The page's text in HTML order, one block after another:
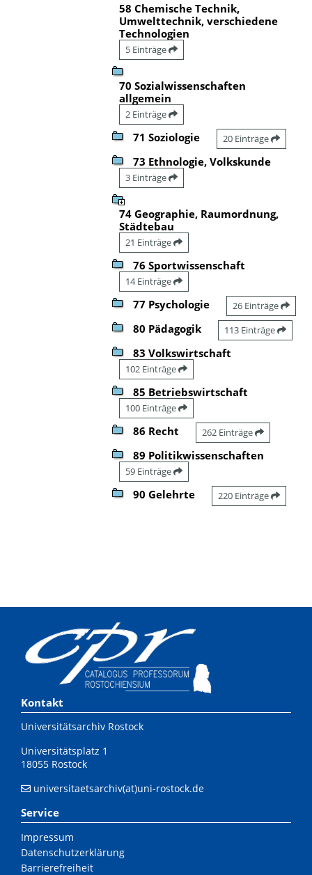
58 Chemische Technik,
Umwelttechnik, verschiedene
Technologien
5 Einträge
70 Sozialwissenschaften
allgemein
2 Einträge
71 Soziologie 20 Einträge
73 Ethnologie, Volkskunde
3 Einträge
74 Geographie, Raumordnung,
Städtebau
21 Einträge
76 Sportwissenschaft
14 Einträge
77 Psychologie 26 Einträge
80 Pädagogik 113 Einträge
83 Volkswirtschaft
102 Einträge
85 Betriebswirtschaft
100 Einträge
86 Recht 262 Einträge
89 Politikwissenschaften
59 Einträge
90 Gelehrte 220 Einträge
Kontakt
Universitätsarchiv Rostock
Universitätsplatz 1
18055 Rostock
universitaetsarchiv(at)uni-rostock.de
Service
Impressum
Datenschutzerklärung
Barrierefreiheit